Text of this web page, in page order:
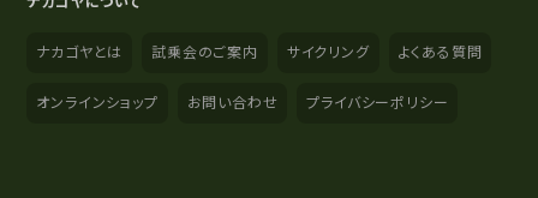
ナカゴヤとは 試乗会のご案内 サイクリング よくある質問
オンラインショップ お問い合わせ プライバシーポリシー